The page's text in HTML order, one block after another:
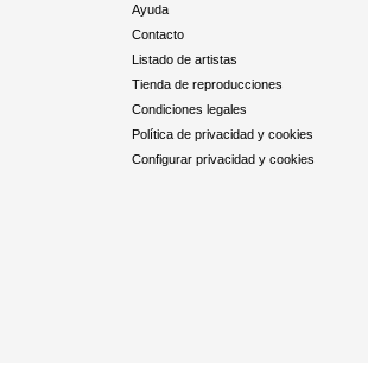
Ayuda
Contacto
Listado de artistas
Tienda de reproducciones
Condiciones legales
Política de privacidad y cookies
Configurar privacidad y cookies